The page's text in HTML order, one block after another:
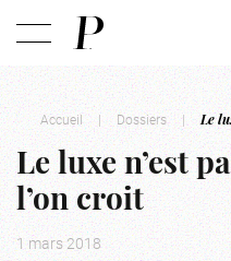
Accueil | Dossiers | Le
Le luxe n’est
l’on croit
1 mars 2018